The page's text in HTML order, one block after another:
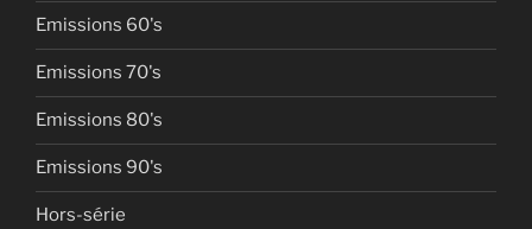
Emissions 60's
Emissions 70's
Emissions 80's
Emissions 90's
Hors-série